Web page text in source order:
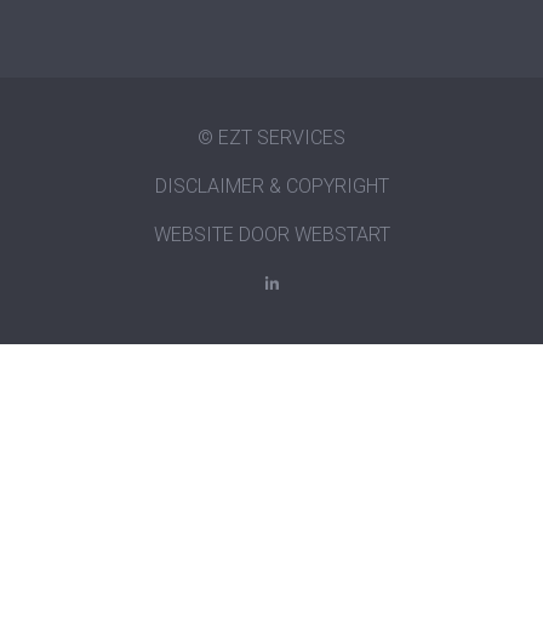
© EZT SERVICES
DISCLAIMER & COPYRIGHT
WEBSITE DOOR WEBSTART